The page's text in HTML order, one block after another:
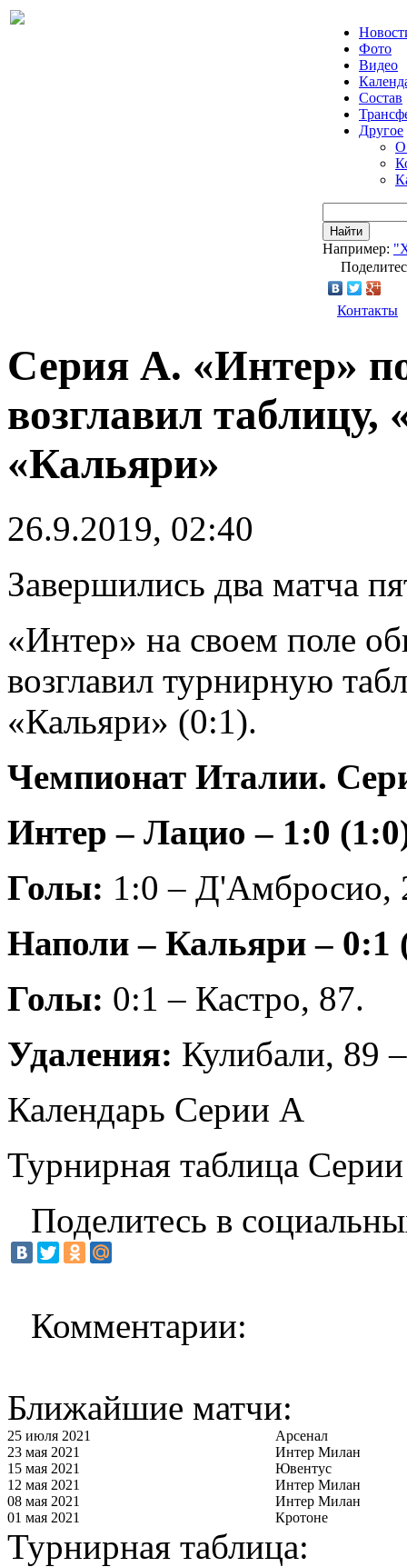
Фото
Видео
Состав
Другое
О
Найти
Например:
Контакты
Серия А. «Интер»
возглавил
«Кальяри»
26.9.2019, 02:40
Завершились два матча
«Интер» на своем поле
возглавил турнирную
«Кальяри» (0:1).
Чемпионат Италии.
Интер – Лацио – 1:0
Голы: 1:0 – Д'Амбросио,
Наполи – Кальяри – 0:1
Голы: 0:1 – Кастро, 87.
Удаления: Кулибали, 89
Календарь Серии А
Турнирная таблица
Поделитесь в
Комментарии:
Ближайшие матчи:
25 июля 2021
Арсенал
23 мая 2021
Интер Милан
15 мая 2021
Ювентус
12 мая 2021
Интер Милан
08 мая 2021
Интер Милан
01 мая 2021
Кротоне
Турнирная таблица: